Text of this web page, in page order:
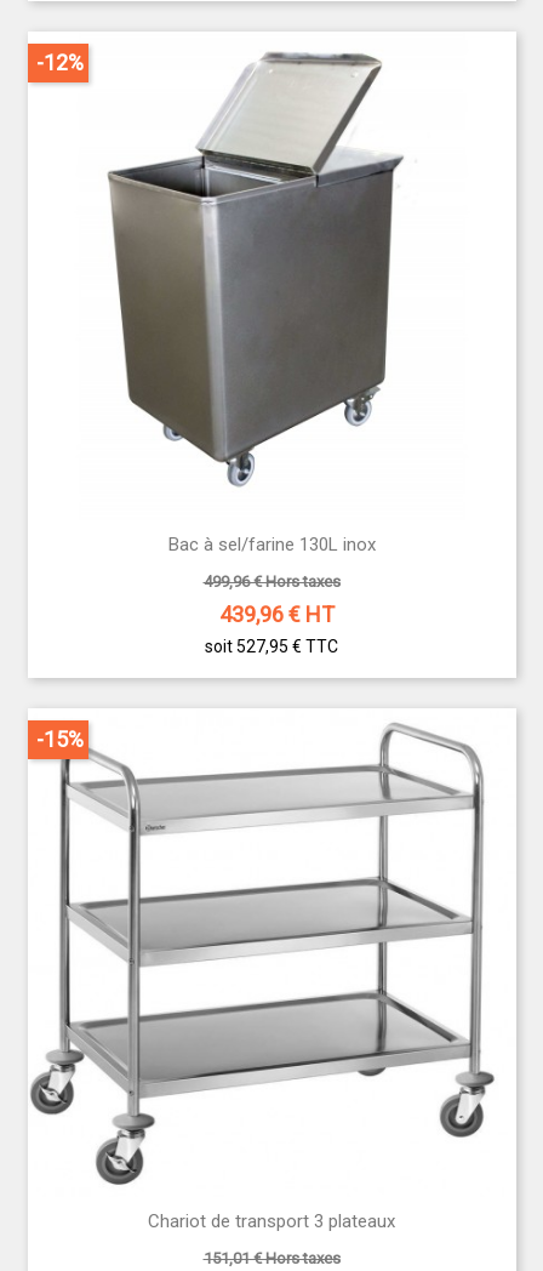
Bac à sel/farine 130L inox
499,96 € Hors taxes
439,96€ HT
soit 527,95 € TTC
-12%
Chariot de transport 3 plateaux
151,01 € Hors taxes
-15%